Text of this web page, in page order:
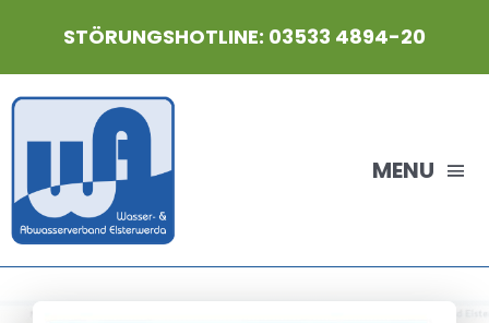
STÖRUNGSHOTLINE: 03533 4894-20
MENU
HOME